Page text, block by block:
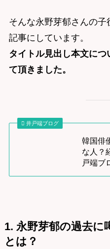
そんな永野芽郁さんの
記事にしています。
タイトル見出し本文に
て頂きました。
井戸端ブログ
韓国俳
な人？
戸端ブ
1. 永野芽郁の過去に
とは？